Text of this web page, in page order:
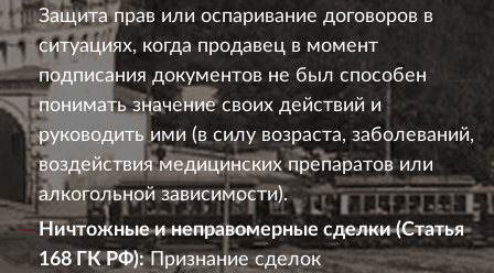
Защита прав или оспаривание договоров в
ситуациях, когда продавец в момент
подписания документов не был способен
понимать значение своих действий и
руководить ими (в силу возраста, заболеваний,
воздействия медицинских препаратов или
алкогольной зависимости).
Ничтожные и неправомерные сделки (Статья
168 ГК РФ):Признание сделок